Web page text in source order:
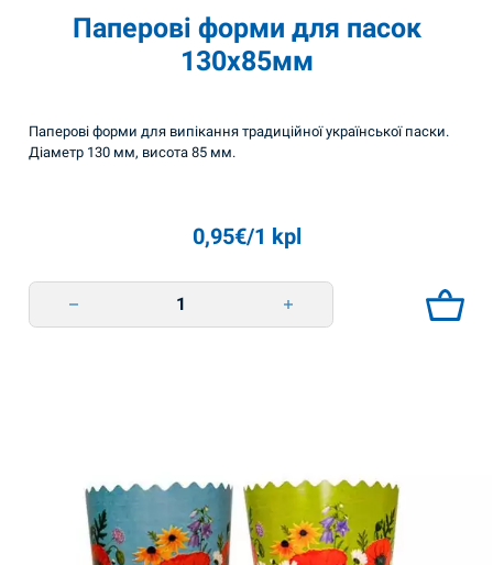
Паперові форми для пасок
130х85мм
Паперові форми для випікання традиційної української паски.
Діаметр 130 мм, висота 85 мм.
0,95€/1 kpl